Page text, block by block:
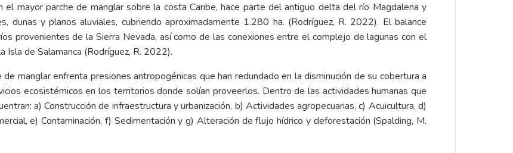
mayor parche de manglar sobre la costa Caribe, hace parte del antiguo delta del río Magdalena y
dunas y planos aluviales, cubriendo aproximadamente 1.280 ha. (Rodríguez, R. 2022). El balance
provenientes de la Sierra Nevada, así como de las conexiones entre el complejo de lagunas con el
Isla de Salamanca (Rodríguez, R. 2022).
manglar enfrenta presiones antropogénicas que han redundado en la disminución de su cobertura a
ecosistémicos en los territorios donde solían proveerlos. Dentro de las actividades humanas que
a) Construcción de infraestructura y urbanización, b) Actividades agropecuarias, c) Acuicultura, d)
e) Contaminación, f) Sedimentación y g) Alteración de flujo hídrico y deforestación (Spalding, M.